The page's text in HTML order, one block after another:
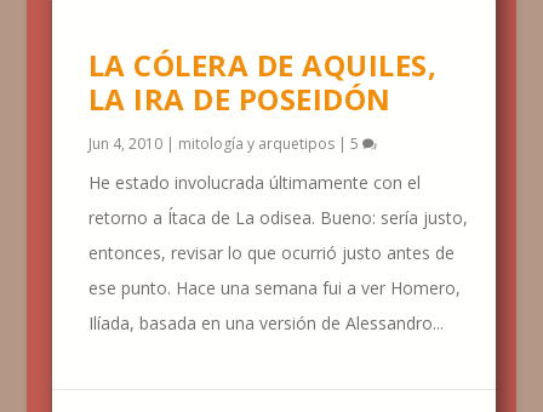
LA CÓLERA DE AQUILES,
LA IRA DE POSEIDÓN
Jun 4, 2010| mitología y arquetipos| 5
He estado involucrada últimamente con el
retorno a Ítaca de La odisea. Bueno: sería justo,
entonces, revisar lo que ocurrió justo antes de
ese punto. Hace una semana fui a ver Homero,
Ilíada, basada en una versión de Alessandro...